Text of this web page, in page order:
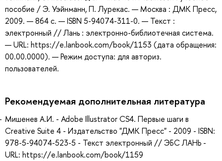
пособие / Э. Уэйнманн, П. Лурекас. — Москва : ДМК Пресс,
2009. — 864 с. — ISBN 5-94074-311-0. — Текст :
электронный // Лань : электронно-библиотечная система.
— URL: https://e.lanbook.com/book/1153 (дата обращения:
00.00.0000). — Режим доступа: для авториз.
пользователей.
Рекомендуемая дополнительная литература
Мишенев А.И. - Adobe Illustrator СS4. Первые шаги в
Creative Suite 4 - Издательство "ДМК Пресс" - 2009 - ISBN:
978-5-94074-523-5 - Текст электронный // ЭБС ЛАНЬ -
URL: https://e.lanbook.com/book/1159